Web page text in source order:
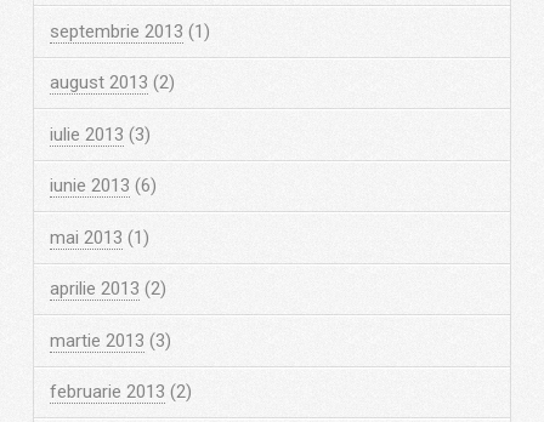
septembrie 2013 (1)
august 2013 (2)
iulie 2013 (3)
iunie 2013 (6)
mai 2013 (1)
aprilie 2013 (2)
martie 2013 (3)
februarie 2013 (2)